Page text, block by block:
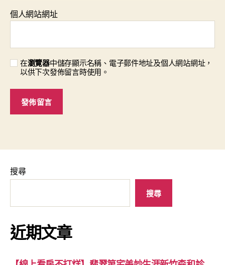
個人網站網址
在瀏覽器中儲存顯示名稱、電子郵件地址及個人網站網址，
以供下次發佈留言時使用。
搜尋
搜尋
近期文章